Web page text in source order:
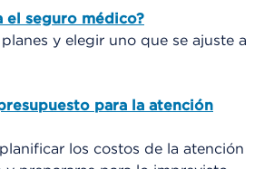
el seguro médico?
y elegir uno que se ajuste a
para la atención
los costos de la atención